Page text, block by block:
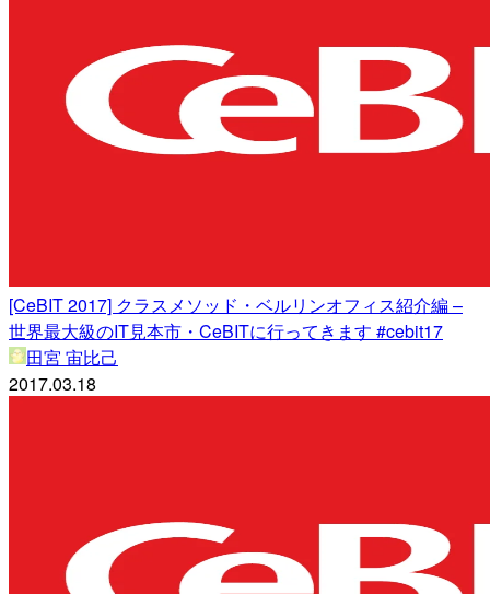
[CeBIT 2017] クラスメソッド・ベルリンオフィス紹介編 –
世界最大級のIT見本市・CeBITに行ってきます #cebit17
田宮 宙比己
2017.03.18